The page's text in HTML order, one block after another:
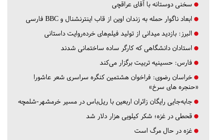
سخنی دوستانه با آقای عراقچی
ابعاد ناگوار حمله به زندان اوین از قاب اینترنشنال و BBC فارسی
البرز: بازدید میدانی از تولید فیلم‌های خرده‌روایت داستانی
استادان دانشگاهی که کارگر ساده ساختمانی شدند
فارس: حسینیه تربیت برگزار می‌کند
خراسان رضوی: فراخوان هشتمین کنگره سراسری شعر عاشورا
«حنجره های سرخ»
جابه‌جایی رایگان زائران اربعین با ریل‌باس در مسیر خرمشهر-شلمچه
قحطی در غزه؛ شکر کیلویی هزار دلار شد
غزه در حال مرگ است